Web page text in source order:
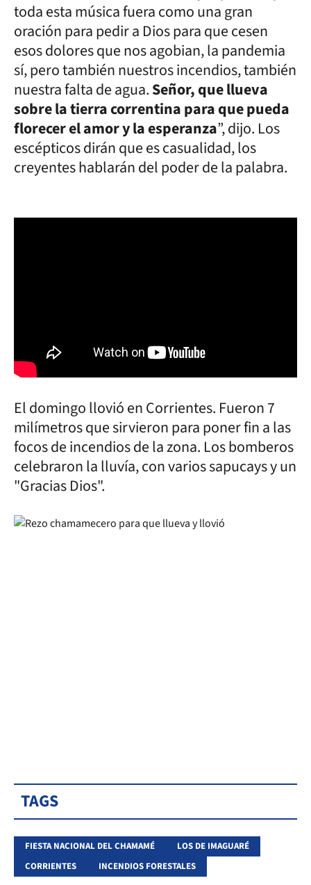
toda esta música fuera como una gran
oración para pedir a Dios para que cesen
esos dolores que nos agobian, la pandemia
sí, pero también nuestros incendios, también
nuestra falta de agua.Señor, que llueva
sobre la tierra correntina para que pueda
florecer el amor y la esperanza”, dijo. Los
escépticos dirán que es casualidad, los
creyentes hablarán del poder de la palabra.
El domingo llovió en Corrientes. Fueron 7
milímetros que sirvieron para poner fin a las
focos de incendios de la zona. Los bomberos
celebraron la lluvía, con varios sapucays y un
"Gracias Dios".
TAGS
FIESTA NACIONAL DEL CHAMAMÉ
LOS DE IMAGUARÉ
CORRIENTES
INCENDIOS FORESTALES